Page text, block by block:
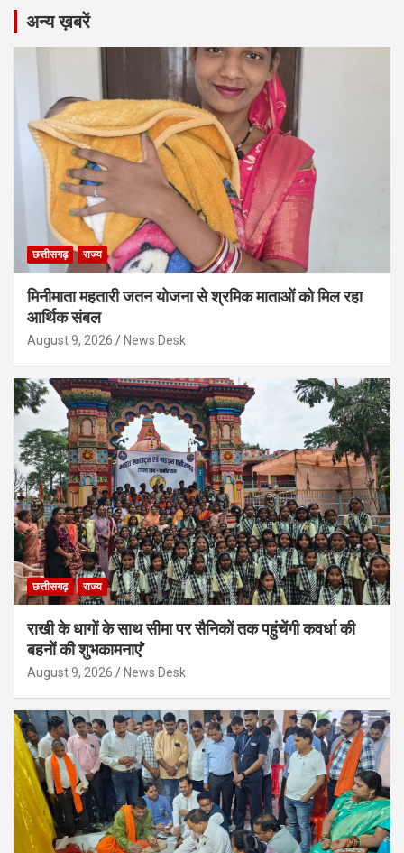
अन्य ख़बरें
छत्तीसगढ़ राज्य
मिनीमाता महतारी जतन योजना से श्रमिक माताओं को मिल रहा
आर्थिक संबल
August 9, 2026 News Desk
छत्तीसगढ़ राज्य
राखी के धागों के साथ सीमा पर सैनिकों तक पहुंचेंगी कवर्धा की
बहनों की शुभकामनाएं’
August 9, 2026 News Desk